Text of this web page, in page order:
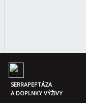
SERRAPEPTÁZA
A DOPLNKY VÝŽIVY